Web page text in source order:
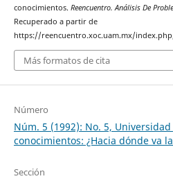
conocimientos. Reencuentro. Análisis De
Recuperado a partir de
https://reencuentro.xoc.uam.mx/
Más formatos de cita
Número
Núm. 5 (1992): No. 5,
conocimientos: ¿Hacia dónde va
Sección